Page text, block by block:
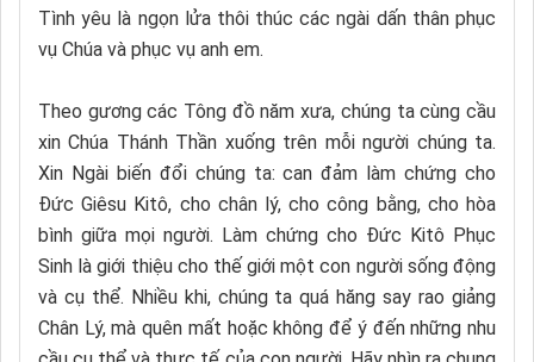
Tình yêu là ngọn lửa thôi thúc các ngài dấn thân phục
vụ Chúa và phục vụ anh em.
Theo gương các Tông đồ năm xưa, chúng ta cùng cầu
xin Chúa Thánh Thần xuống trên mỗi người chúng ta.
Xin Ngài biến đổi chúng ta: can đảm làm chứng cho
Đức Giêsu Kitô, cho chân lý, cho công bằng, cho hòa
bình giữa mọi người. Làm chứng cho Đức Kitô Phục
Sinh là giới thiệu cho thế giới một con người sống động
và cụ thể. Nhiều khi, chúng ta quá hăng say rao giảng
Chân Lý, mà quên mất hoặc không để ý đến những nhu